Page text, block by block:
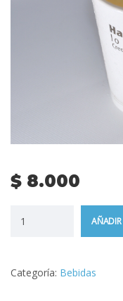
$ 8.000
AÑADIR
Categoría: Bebidas